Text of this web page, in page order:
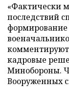
«Фактически
последствий
формирование
кадровые
Минобороны.
Вооруженных